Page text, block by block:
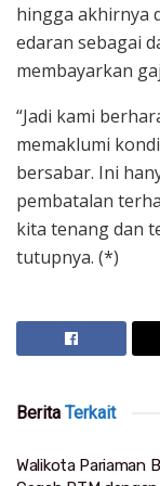
hingga akhirnya
edaran sebagai
membayarkan
“Jadi kami
memaklumi
bersabar. Ini
pembatalan
kita tenang dan
tutupnya. (*)
Berita Terkait
Walikota Pariaman